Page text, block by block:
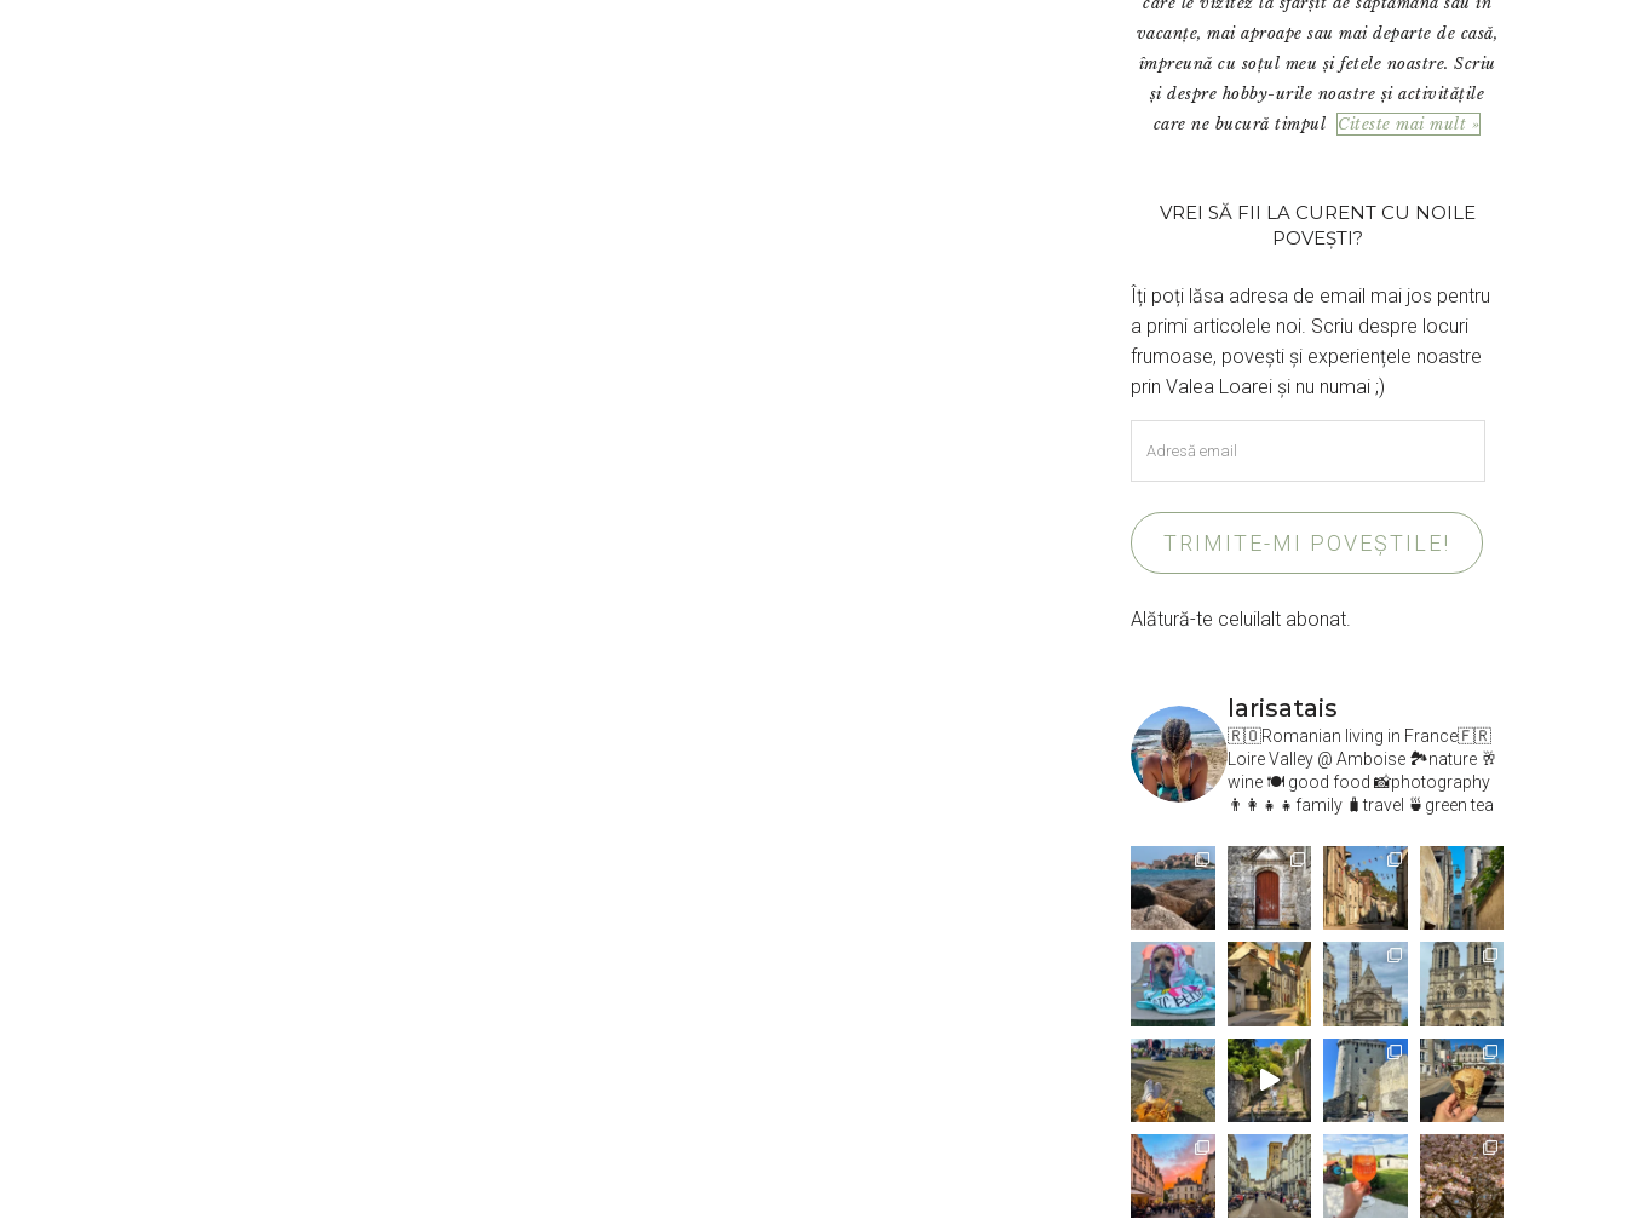
vacanțe, mai aproape sau mai departe de casă,
împreună cu soțul meu și fetele noastre. Scriu
și despre hobby-urile noastre și activitățile
care ne bucură timpul Citeste mai mult »
VREI SĂ FII LA CURENT CU NOILE
POVEȘTI?
Îți poți lăsa adresa de email mai jos pentru
a primi articolele noi. Scriu despre locuri
frumoase, povești și experiențele noastre
prin Valea Loarei și nu numai ;)
email
TRIMITE-MI POVEȘTILE!
Alătură-te celuilalt abonat.
larisatais
🇷🇴Romanian living in France🇫🇷
Loire Valley @ Amboise 🏞️nature 🥂
wine 🍽 good food 📸photography
👨‍👩‍👧‍👧family 🧳travel 🍵green tea